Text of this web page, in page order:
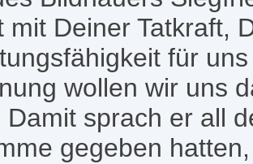
mit Deiner Tatkraft,
für
wollen wir uns
Damit sprach er all
gegeben